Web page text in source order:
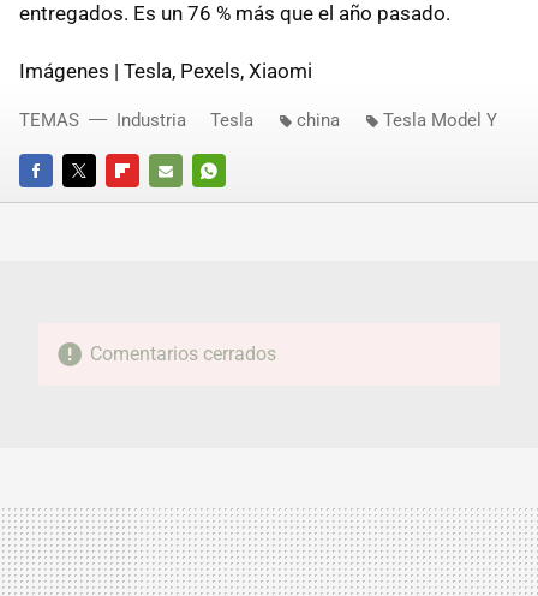
entregados. Es un 76 % más que el año pasado.
Imágenes | Tesla, Pexels, Xiaomi
FACEBOOKTWITTERFLIPBOARD
E-
WHATSAPP
TEMAS Industria Tesla china Tesla Model Y
Comentarios cerrados